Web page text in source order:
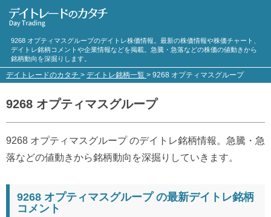
9268 オプティマスグループのデイトレ株価情報。最新の株価情報や株価チャート、
デイトレ銘柄コメントや企業情報などを掲載。急騰・急落などの株価の値動きから
銘柄動向を深掘りします。
デイトレードのカタチ > デイトレ銘柄一覧 > 9268 オプティマスグループ
9268 オプティマスグループ
9268 オプティマスグループ のデイトレ銘柄情報。急騰・急
落などの値動きから銘柄動向を深掘りしていきます。
9268 オプティマスグループ の最新デイトレ銘柄
コメント